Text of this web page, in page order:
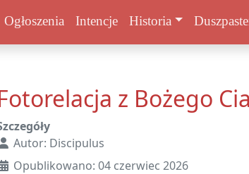
Ogłoszenia Intencje Historia
z Bożego
Autor: Discipulus
Opublikowano: 04 czerwiec 2026